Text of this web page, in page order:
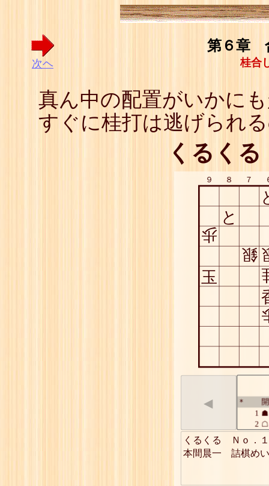
次ヘ
第６章
桂合
真ん中の配置がいかに
すぐに桂打は逃げられ
くるく
９ ８ ７
と
歩
銀
玉
◀ *
1 ☗
2 ☖
5☗
くるくる　Ｎｏ．
本間晨一　詰棋め